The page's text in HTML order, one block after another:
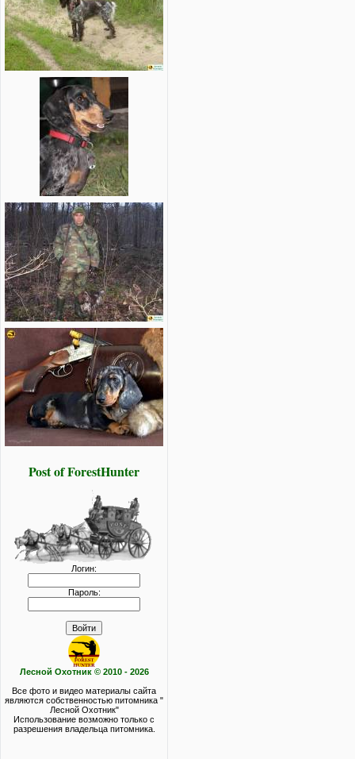
Post of ForestHunter
Логин:
Пароль:
Лесной Охотник © 2010 - 2026
Все фото и видео материалы сайта
являются собственностью питомника "
Лесной Охотник"
Использование возможно только с
разрешения владельца питомника.